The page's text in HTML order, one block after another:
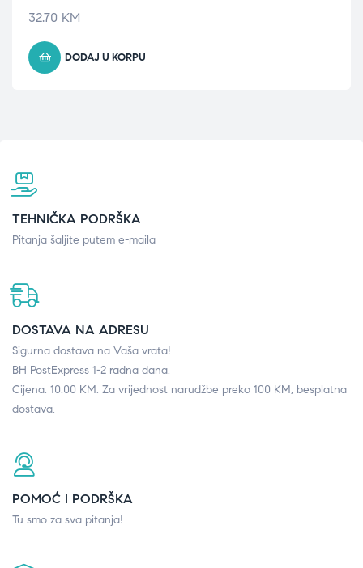
32.70 KM
DODAJ U KORPU
TEHNIČKA PODRŠKA
Pitanja šaljite putem e-maila
DOSTAVA NA ADRESU
Sigurna dostava na Vaša vrata!
BH PostExpress 1-2 radna dana.
Cijena: 10.00 KM. Za vrijednost narudžbe preko 100 KM, besplatna
dostava.
POMOĆ I PODRŠKA
Tu smo za sva pitanja!